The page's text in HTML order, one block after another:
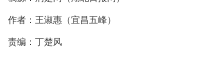
作者：王淑惠（宜昌五峰）
责编：丁楚风